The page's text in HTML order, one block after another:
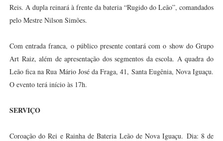
Reis. A dupla reinará à frente da bateria “Rugido do Leão”, comandados
pelo Mestre Nilson Simões.
Com entrada franca, o público presente contará com o show do Grupo
Art Raiz, além de apresentação dos segmentos da escola. A quadra do
Leão fica na Rua Mário José da Fraga, 41, Santa Eugênia, Nova Iguaçu.
O evento terá início às 17h.
SERVIÇO
Coroação do Rei e Rainha de Bateria Leão de Nova Iguaçu. Dia: 8 de